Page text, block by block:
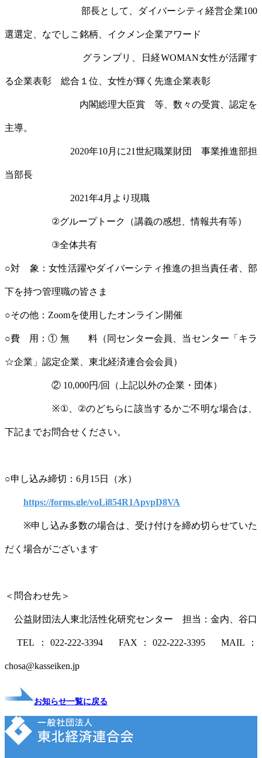
部長として、ダイバーシティ経営企業100
選選定、なでしこ銘柄、イクメン企業アワード
グランプリ、日経WOMAN女性が活躍す
る企業表彰 総合１位、女性が輝く先進企業表彰
内閣総理大臣賞 等、数々の受賞、認定を
主導。
2020年10月に21世紀職業財団 事業推進部担
当部長
2021年4月より現職
②グループトーク（講義の感想、情報共有等）
③全体共有
○対 象：女性活躍やダイバーシティ推進の担当責任者、部
下を持つ管理職の皆さま
○その他：Zoomを使用したオンライン開催
○費 用：① 無 料（同センター会員、当センター「キラ
☆企業」認定企業、東北経済連合会会員）
② 10,000円/回（上記以外の企業・団体）
※①、②のどちらに該当するかご不明な場合は、
下記までお問合せください。
○申し込み締切：6月15日（水）
https://forms.gle/voLi854R1ApvpD8VA
※申し込み多数の場合は、受け付けを締め切らせていた
だく場合がございます
＜問合わせ先＞
公益財団法人東北活性化研究センター 担当：金内、谷口
TEL：022-222-3394 FAX：022-222-3395 MAIL：
chosa@kasseiken.jp
お知らせ一覧に戻る